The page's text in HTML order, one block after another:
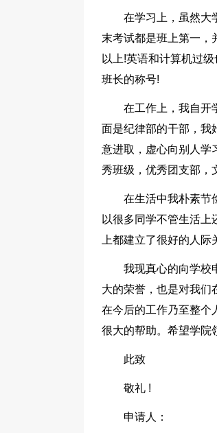
在学习上，虽然大
末考试都是班上第一，
以上!英语和计算机过
班长的称号!
在工作上，我自开
面是纪律部的干部，我
意进取，虚心向别人学
秀班级，优秀团支部，
在生活中我朴素节
以很多同学不管生活
上都建立了很好的人际
我现真心的向学校
大的荣誉，也是对我们
在今后的工作乃至整个
很大的帮助。希望学院
此致
敬礼 !
申请人：